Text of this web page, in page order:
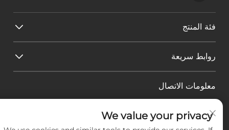
فئة المنتج
روابط سريعة
معلومات الاتصال
هاتف:+86-18588703018
We value your privacy